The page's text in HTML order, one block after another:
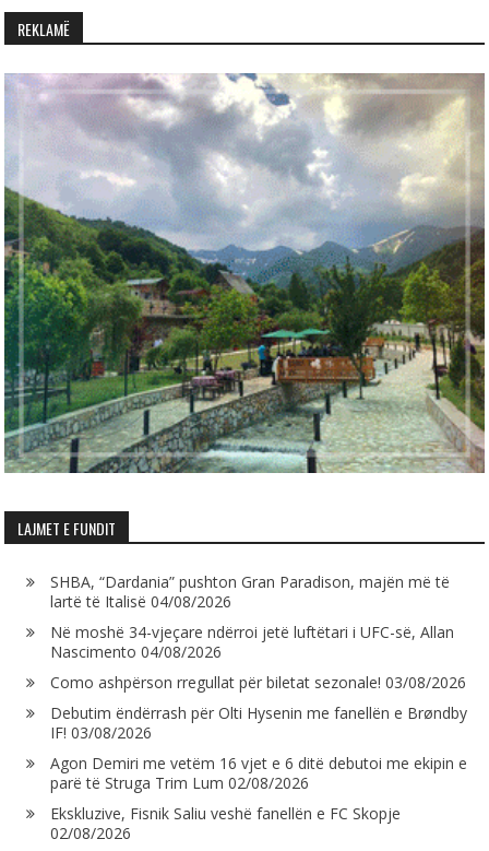
REKLAMË
LAJMET E FUNDIT
SHBA, “Dardania” pushton Gran Paradison, majën më të
lartë të Italisë 04/08/2026
Në moshë 34-vjeçare ndërroi jetë luftëtari i UFC-së, Allan
Nascimento 04/08/2026
Como ashpërson rregullat për biletat sezonale! 03/08/2026
Debutim ëndërrash për Olti Hysenin me fanellën e Brøndby
IF! 03/08/2026
Agon Demiri me vetëm 16 vjet e 6 ditë debutoi me ekipin e
parë të Struga Trim Lum 02/08/2026
Ekskluzive, Fisnik Saliu veshë fanellën e FC Skopje
02/08/2026